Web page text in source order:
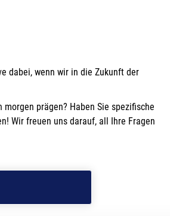
dabei, wenn wir in die Zukunft der
prägen? Haben Sie spezifische
Wir freuen uns darauf, all Ihre Fragen